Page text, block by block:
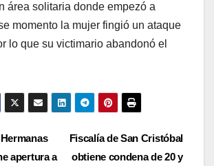
área solitaria donde empezó a
momento la mujer fingió un ataque
lo que su victimario abandonó el
Fiscalía de San Cristóbal
obtiene condena de 20 y
apertura a